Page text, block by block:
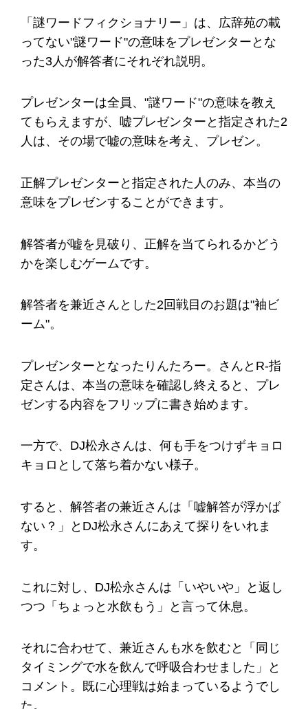
「謎ワードフィクショナリー」は、広辞苑の載
ってない"謎ワード"の意味をプレゼンターとな
った3人が解答者にそれぞれ説明。
プレゼンターは全員、"謎ワード"の意味を教え
てもらえますが、嘘プレゼンターと指定された2
人は、その場で嘘の意味を考え、プレゼン。
正解プレゼンターと指定された人のみ、本当の
意味をプレゼンすることができます。
解答者が嘘を見破り、正解を当てられるかどう
かを楽しむゲームです。
解答者を兼近さんとした2回戦目のお題は"袖ビ
ーム"。
プレゼンターとなったりんたろー。さんとR-指
定さんは、本当の意味を確認し終えると、プレ
ゼンする内容をフリップに書き始めます。
一方で、DJ松永さんは、何も手をつけずキョロ
キョロとして落ち着かない様子。
すると、解答者の兼近さんは「嘘解答が浮かば
ない？」とDJ松永さんにあえて探りをいれま
す。
これに対し、DJ松永さんは「いやいや」と返し
つつ「ちょっと水飲もう」と言って休息。
それに合わせて、兼近さんも水を飲むと「同じ
タイミングで水を飲んで呼吸合わせました」と
コメント。既に心理戦は始まっているようでし
た。